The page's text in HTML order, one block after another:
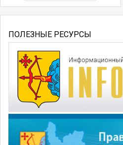
ПОЛЕЗНЫЕ РЕСУРСЫ